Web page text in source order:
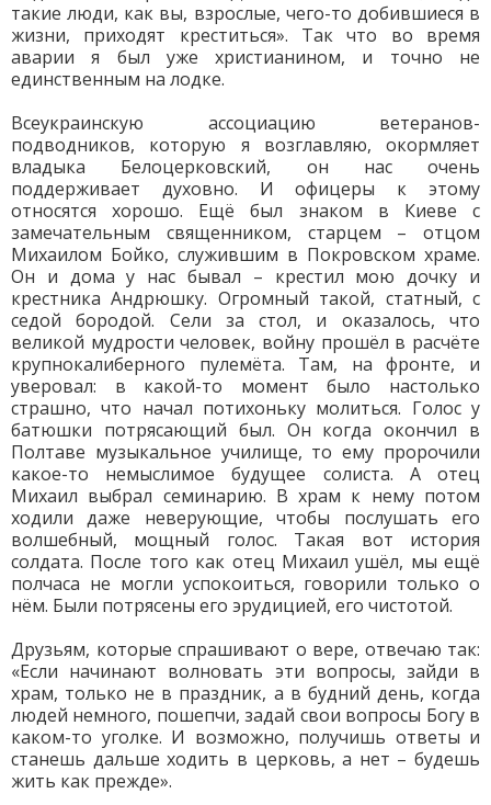
такие люди, как вы, взрослые, чего-то добившиеся в
жизни, приходят креститься». Так что во время
аварии я был уже христианином, и точно не
единственным на лодке.
Всеукраинскую ассоциацию ветеранов-
подводников, которую я возглавляю, окормляет
владыка Белоцерковский, он нас очень
поддерживает духовно. И офицеры к этому
относятся хорошо. Ещё был знаком в Киеве с
замечательным священником, старцем – отцом
Михаилом Бойко, служившим в Покровском храме.
Он и дома у нас бывал – крестил мою дочку и
крестника Андрюшку. Огромный такой, статный, с
седой бородой. Сели за стол, и оказалось, что
великой мудрости человек, войну прошёл в расчёте
крупнокалиберного пулемёта. Там, на фронте, и
уверовал: в какой-то момент было настолько
страшно, что начал потихоньку молиться. Голос у
батюшки потрясающий был. Он когда окончил в
Полтаве музыкальное училище, то ему пророчили
какое-то немыслимое будущее солиста. А отец
Михаил выбрал семинарию. В храм к нему потом
ходили даже неверующие, чтобы послушать его
волшебный, мощный голос. Такая вот история
солдата. После того как отец Михаил ушёл, мы ещё
полчаса не могли успокоиться, говорили только о
нём. Были потрясены его эрудицией, его чистотой.
Друзьям, которые спрашивают о вере, отвечаю так:
«Если начинают волновать эти вопросы, зайди в
храм, только не в праздник, а в будний день, когда
людей немного, пошепчи, задай свои вопросы Богу в
каком-то уголке. И возможно, получишь ответы и
станешь дальше ходить в церковь, а нет – будешь
жить как прежде».